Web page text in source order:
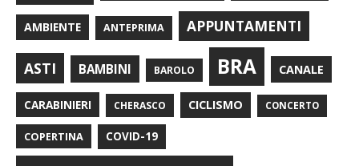
AMBIENTE ANTEPRIMA APPUNTAMENTI
ASTI BAMBINI BAROLO BRA CANALE
CARABINIERI CHERASCO CICLISMO CONCERTO
COPERTINA COVID-19